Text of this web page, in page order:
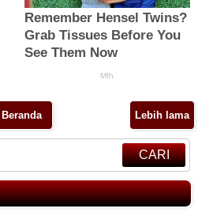
Lebih lama
Beranda
CARI